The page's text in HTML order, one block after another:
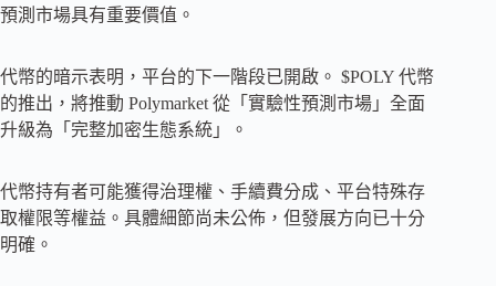
預測市場具有重要價值。
代幣的暗示表明，平台的下一階段已開啟。 $POLY 代幣
的推出，將推動 Polymarket 從「實驗性預測市場」全面
升級為「完整加密生態系統」。
代幣持有者可能獲得治理權、手續費分成、平台特殊存
取權限等權益。具體細節尚未公佈，但發展方向已十分
明確。